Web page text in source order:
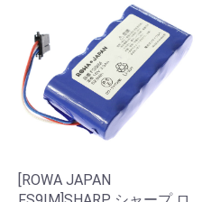
[ROWA JAPAN